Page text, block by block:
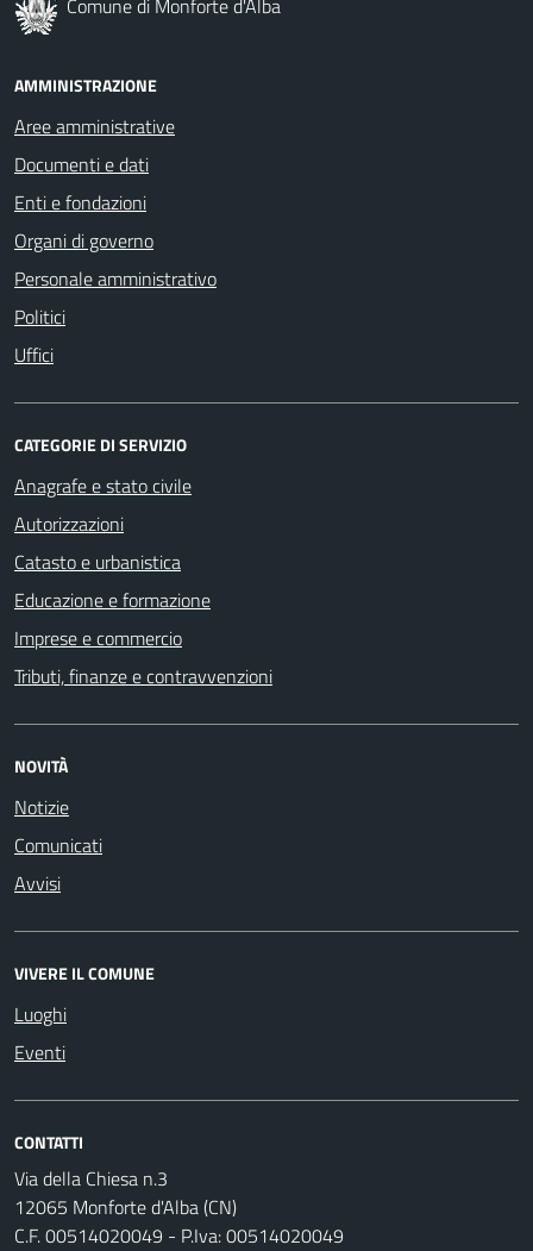
AMMINISTRAZIONE
Aree amministrative
Documenti e dati
Enti e fondazioni
Organi di governo
Personale amministrativo
Politici
Uffici
CATEGORIE DI SERVIZIO
Anagrafe e stato civile
Autorizzazioni
Catasto e urbanistica
Educazione e formazione
Imprese e commercio
Tributi, finanze e contravvenzioni
NOVITÀ
Notizie
Comunicati
Avvisi
VIVERE IL COMUNE
Luoghi
Eventi
CONTATTI
Via della Chiesa n.3
12065 Monforte d'Alba (CN)
C.F. 00514020049 - P.Iva: 00514020049